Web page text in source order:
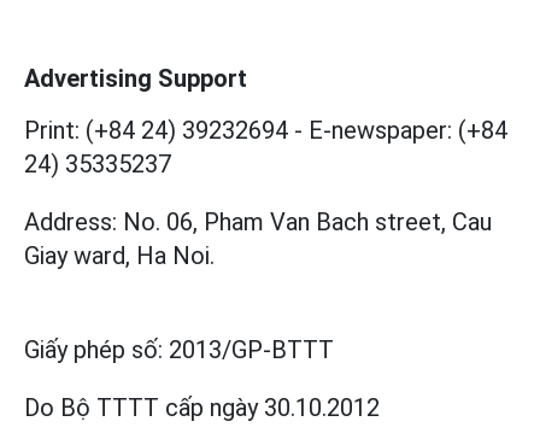
Advertising Support
Print: (+84 24) 39232694 - E-newspaper: (+84
24) 35335237
Address: No. 06, Pham Van Bach street, Cau
Giay ward, Ha Noi.
Giấy phép số: 2013/GP-BTTT
Do Bộ TTTT cấp ngày 30.10.2012